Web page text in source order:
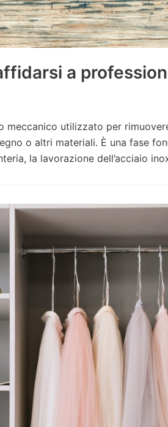
a
meccanico utilizzato per
o altri materiali. È una fase
la lavorazione dell’acciaio